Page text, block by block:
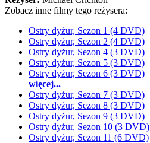
Zobacz inne filmy tego reżysera:
Ostry dyżur, Sezon 1 (4 DVD)
Ostry dyżur, Sezon 2 (4 DVD)
Ostry dyżur, Sezon 4 (3 DVD)
Ostry dyżur, Sezon 5 (3 DVD)
Ostry dyżur, Sezon 6 (3 DVD)
więcej...
Ostry dyżur, Sezon 7 (3 DVD)
Ostry dyżur, Sezon 8 (3 DVD)
Ostry dyżur, Sezon 9 (3 DVD)
Ostry dyżur, Sezon 10 (3 DVD)
Ostry dyżur, Sezon 11 (6 DVD)